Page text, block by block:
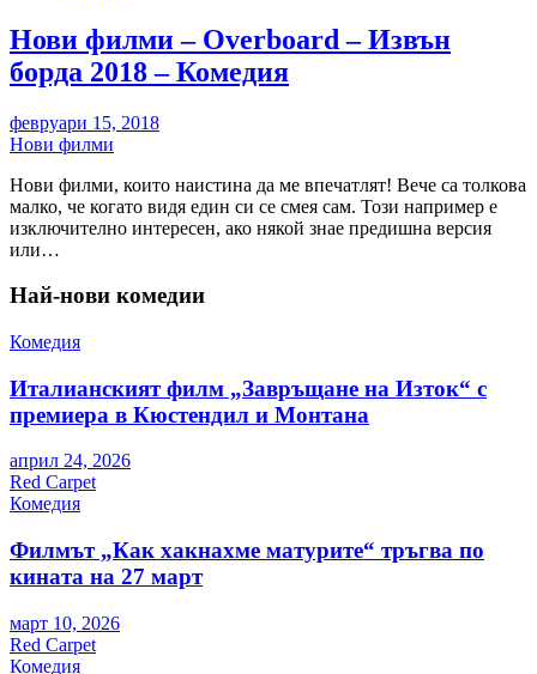
Нови филми – Overboard – Извън
борда 2018 – Комедия
февруари 15, 2018
Нови филми
Нови филми, които наистина да ме впечатлят! Вече са толкова
малко, че когато видя един си се смея сам. Този например е
изключително интересен, ако някой знае предишна версия
или…
Най-нови комедии
Комедия
Италианският филм „Завръщане на Изток“ с
премиера в Кюстендил и Монтана
април 24, 2026
Red Carpet
Комедия
Филмът „Как хакнахме матурите“ тръгва по
кината на 27 март
март 10, 2026
Red Carpet
Комедия